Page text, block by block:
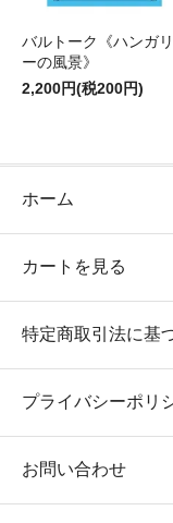
バルトーク《ハンガリ
ーの風景》
2,200円(税200円)
ホーム
カートを見る
特定商取引法に基
プライバシーポリ
お問い合わせ